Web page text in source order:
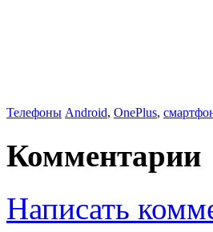
Телефоны Android, OnePlus,
Комментарии
Написать